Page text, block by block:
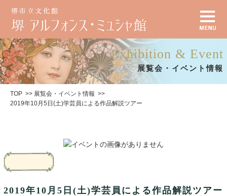
Exhibition & Event
展覧会・イベント情報
TOP
展覧会・イベント情報
2019年10月5日(土)学芸員による作品解説ツアー
2019年10月5日(土)学芸員による作品解説ツアー